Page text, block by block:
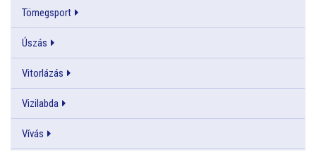
Tömegsport
Úszás
Vitorlázás
Vizilabda
Vívás